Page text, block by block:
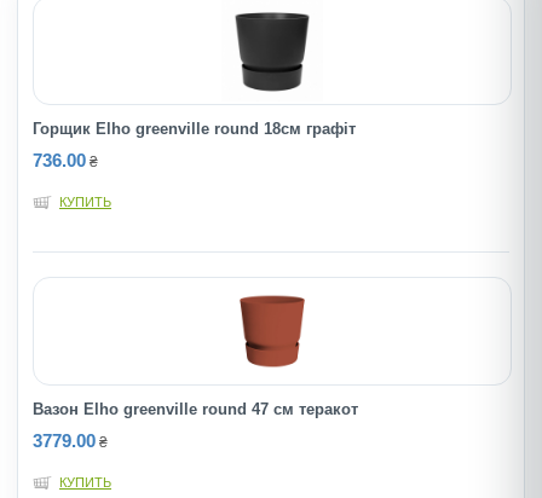
Горщик Elho greenville round 18см графіт
736.00 ₴
КУПИТЬ
Вазон Elho greenville round 47 см теракот
3779.00 ₴
КУПИТЬ